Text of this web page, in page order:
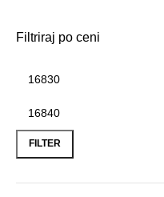
Filtriraj po ceni
Minimalna
cena
Maksimalna
cena
FILTER